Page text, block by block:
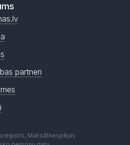
partneri
Maksātnespējas